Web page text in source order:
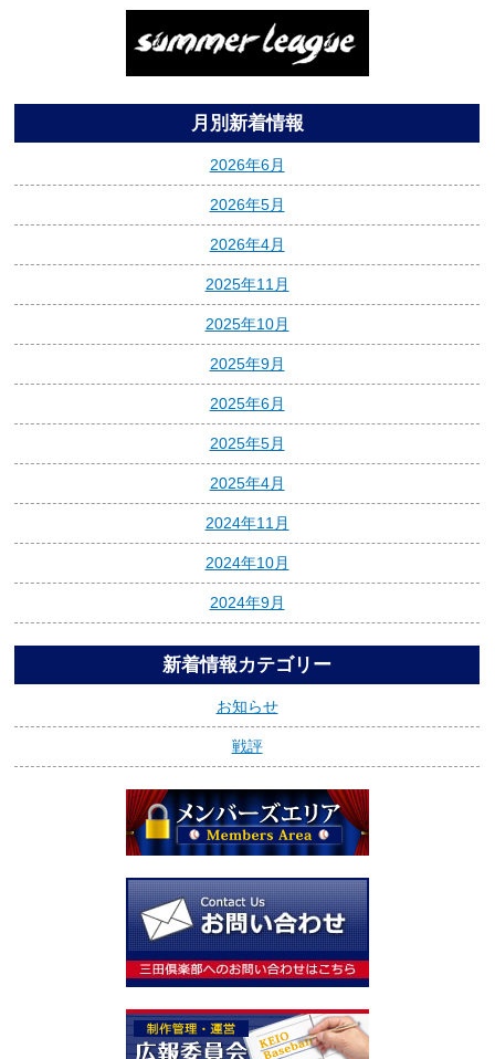
月別新着情報
2026年6月
2026年5月
2026年4月
2025年11月
2025年10月
2025年9月
2025年6月
2025年5月
2025年4月
2024年11月
2024年10月
2024年9月
新着情報カテゴリー
お知らせ
戦評